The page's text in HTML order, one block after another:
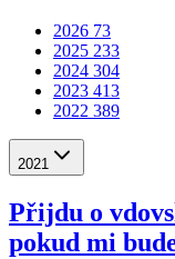
2026 73
2025 233
2024 304
2023 413
2022 389
2021
Přijdu o
pokud mi